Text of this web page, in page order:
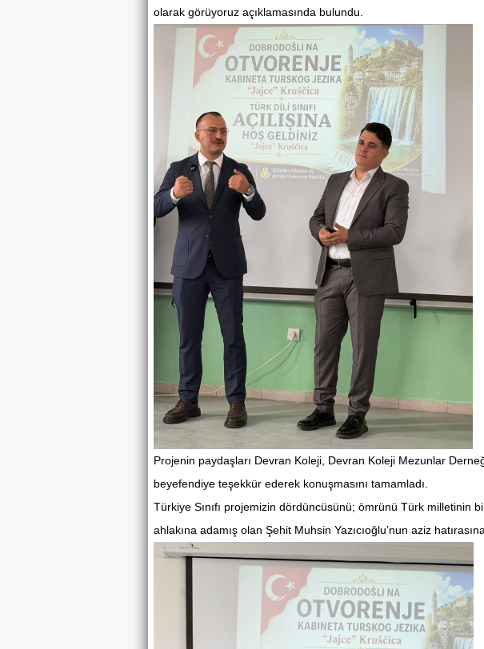
olarak görüyoruz açıklamasında bulundu.
Projenin paydaşları Devran Koleji, Devran Koleji Mezunlar
beyefendiye teşekkür ederek konuşmasını tamamladı.
Türkiye Sınıfı projemizin dördüncüsünü; ömrünü Türk milletinin
ahlakına adamış olan Şehit Muhsin Yazıcıoğlu’nun aziz